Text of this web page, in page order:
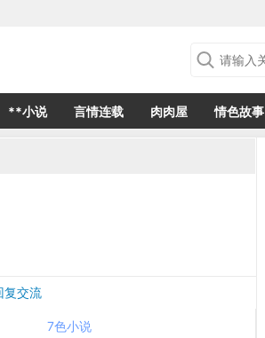
**小说 言情连载 肉肉屋 情色故事
交流
7色小说